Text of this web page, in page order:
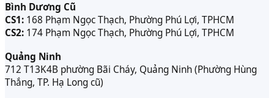
Bình Dương Cũ
CS1: 168 Phạm Ngọc Thạch, Phường Phú Lợi, TPHCM
CS2: 174 Phạm Ngọc Thạch, Phường Phú Lợi, TPHCM
Quảng Ninh
712 T13K4B phường Bãi Cháy, Quảng Ninh (Phường Hùng
Thắng, TP. Hạ Long cũ)